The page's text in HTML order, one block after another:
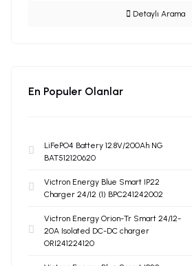
Detaylı Arama
En Populer Olanlar
LiFePO4 Battery 12.8V/200Ah NG
BAT512120620
Victron Energy Blue Smart IP22
Charger 24/12 (1) BPC241242002
Victron Energy Orion-Tr Smart 24/12-
20A Isolated DC-DC charger
ORI241224120